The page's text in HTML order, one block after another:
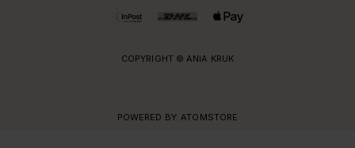
COPYRIGHT © ANIA KRUK
POWERED BY: ATOMSTORE